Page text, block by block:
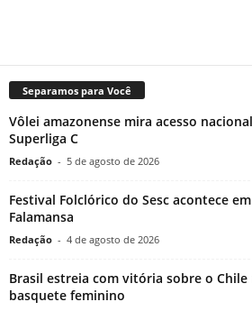
Separamos para Você
Vôlei amazonense mira acesso
Superliga C
Redação - 5 de agosto de 2026
Festival Folclórico do Sesc acontece
Falamansa
Redação - 4 de agosto de 2026
Brasil estreia com vitória sobre o Chile
basquete feminino